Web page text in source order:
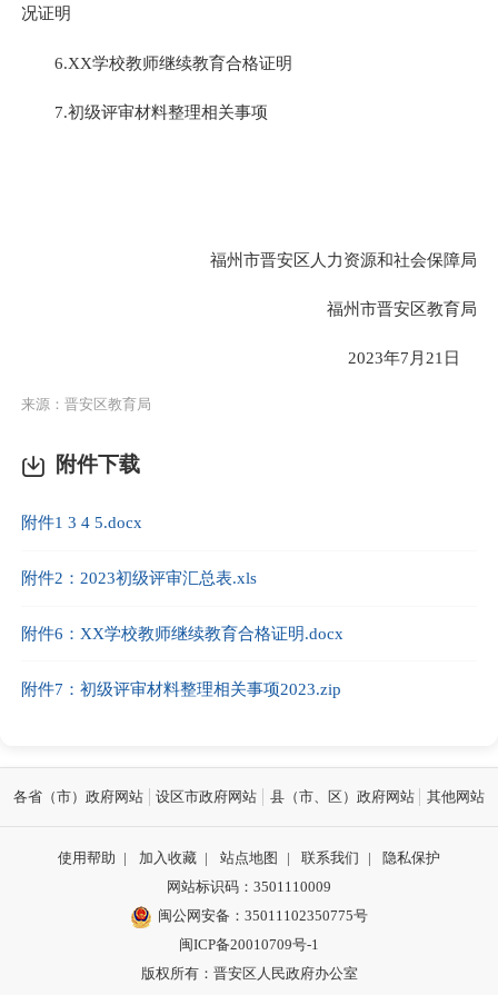
况证明
6.XX学校教师继续教育合格证明
7.初级评审材料整理相关事项
福州市晋安区人力资源和社会保障局
福州市晋安区教育局
2023年7月21日
来源：晋安区教育局
附件下载
附件1 3 4 5.docx
附件2：2023初级评审汇总表.xls
附件6：XX学校教师继续教育合格证明.docx
附件7：初级评审材料整理相关事项2023.zip
各省（市）政府网站 设区市政府网站 县（市、区）政府网站 其他网站
使用帮助 | 加入收藏 | 站点地图 | 联系我们 |
隐私保护
网站标识码：3501110009
闽公网安备：35011102350775号
闽ICP备20010709号-1
版权所有：晋安区人民政府办公室